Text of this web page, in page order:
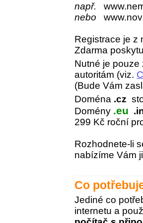
např.
nebo
Registrace je z
Zdarma
Nutné je pouze
autoritám (viz.
(Bude Vám
Doména .cz
Domény .eu
299 Kč roční
Rozhodnete-li
nabízíme Vám
Co
Jediné co
internetu a